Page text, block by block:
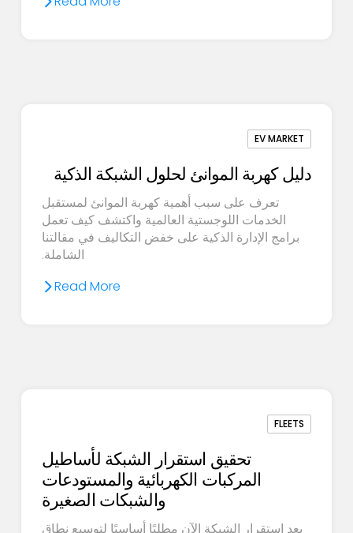
EV MARKET
دليل كهربة الموانئ لحلول الشبكة الذكية
تعرف على سبب أهمية كهربة الموانئ لمستقبل
الخدمات اللوجستية العالمية واكتشف كيف تعمل
برامج الإدارة الذكية على خفض التكاليف في مقالتنا
الشاملة.
Read More
FLEETS
تحقيق استقرار الشبكة لأساطيل
المركبات الكهربائية والمستودعات
والشبكات الصغيرة
يعد استقرار الشبكة الآن مطلبًا أساسيًا لتوسيع نطاق